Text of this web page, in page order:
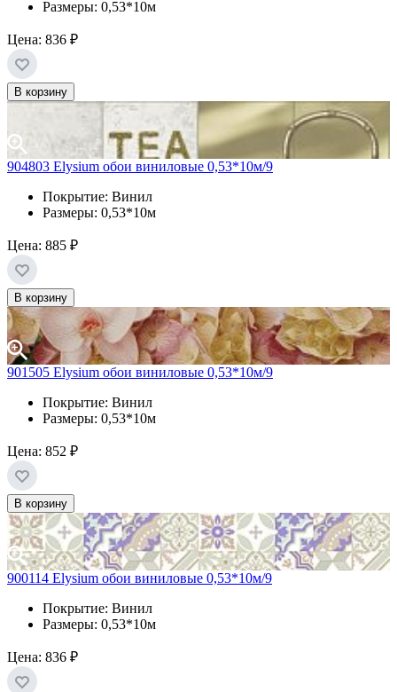
Размеры: 0,53*10м
Цена: 836 ₽
В корзину
904803 Elysium обои виниловые 0,53*10м/9
Покрытие: Винил
Размеры: 0,53*10м
Цена: 885 ₽
В корзину
901505 Elysium обои виниловые 0,53*10м/9
Покрытие: Винил
Размеры: 0,53*10м
Цена: 852 ₽
В корзину
900114 Elysium обои виниловые 0,53*10м/9
Покрытие: Винил
Размеры: 0,53*10м
Цена: 836 ₽